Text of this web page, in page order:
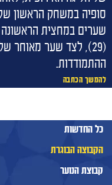
חדשות
סופיה במשחק הראשון
ההתמודדות.
להמשך הכתבה
כל החדשות
הקבוצה הבוגרת
קבוצת הנוער